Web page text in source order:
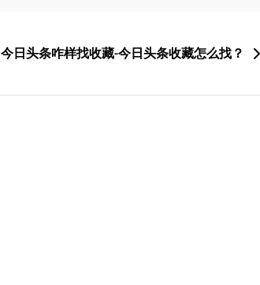
今日头条咋样找收藏-今日头条收藏怎么找？